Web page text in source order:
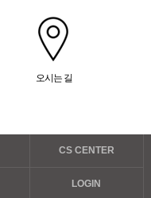
오시는 길
CS CENTER
LOGIN